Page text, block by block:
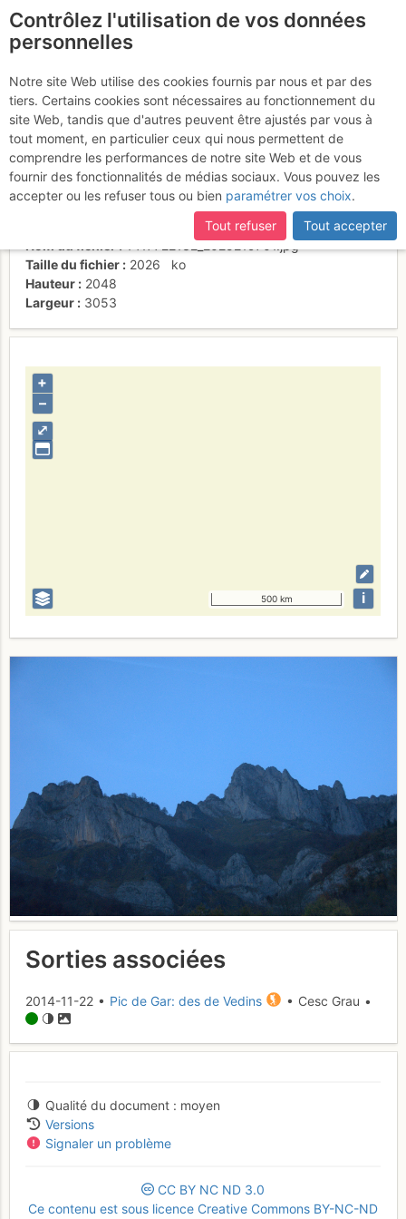
El Saillant i el Gar vistos
des de Vedins
Activités
Contributeur
individuel (CC by-nc-nd)
1417722132_2025219701.jpg
Taille du fichier
2026
ko
Hauteur
2048
Largeur
3053
⤢
+
–
500 km i
Sorties associées
2014-11-22 • Pic de Gar: des de Vedins • Cesc Grau •
Qualité du document
moyen
Versions
Signaler un problème
CC BY NC ND 3.0
Ce contenu est sous licence Creative Commons BY-NC-ND
Contrôlez l'utilisation de vos données
personnelles
Notre site Web utilise des cookies fournis par nous et par des
tiers. Certains cookies sont nécessaires au fonctionnement du
site Web, tandis que d'autres peuvent être ajustés par vous à
tout moment, en particulier ceux qui nous permettent de
comprendre les performances de notre site Web et de vous
fournir des fonctionnalités de médias sociaux. Vous pouvez les
accepter ou les refuser tous ou bien paramétrer vos choix.
Tout refuser
Tout accepter